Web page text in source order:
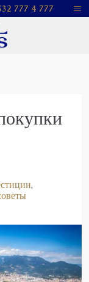
777 4 777
,